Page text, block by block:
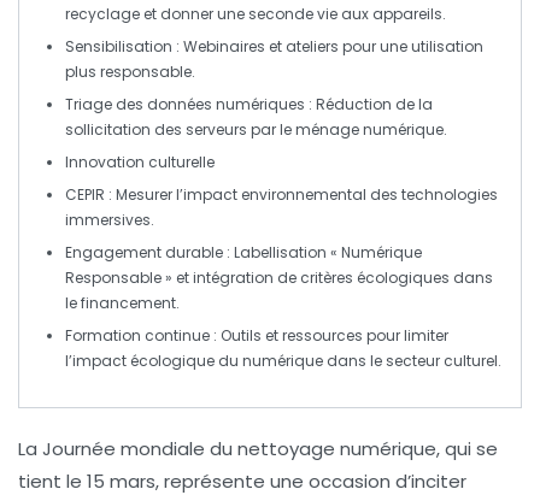
recyclage et donner une seconde vie aux appareils.
Sensibilisation : Webinaires et ateliers pour une utilisation
plus responsable.
Triage des données numériques : Réduction de la
sollicitation des serveurs par le ménage numérique.
Innovation culturelle
CEPIR : Mesurer l’impact environnemental des technologies
immersives.
Engagement durable : Labellisation « Numérique
Responsable » et intégration de critères écologiques dans
le financement.
Formation continue : Outils et ressources pour limiter
l’impact écologique du numérique dans le secteur culturel.
La Journée mondiale du nettoyage numérique, qui se
tient le 15 mars, représente une occasion d’inciter